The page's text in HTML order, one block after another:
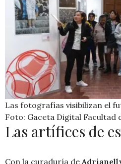
Las fotografías visibilizan el
Foto: Gaceta Digital Facultad
Las artífices de
Con la curaduría de